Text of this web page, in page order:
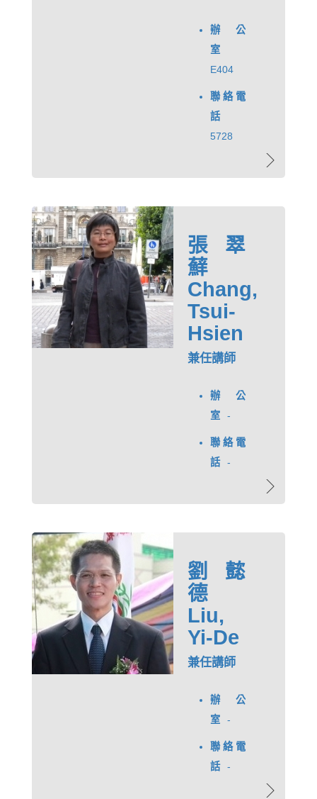
辦公
室
E404
聯絡電
話
5728
張翠
蘚
Chang,
Tsui-
Hsien
兼任講師
辦公
室
-
聯絡電
話
-
劉懿
德
Liu,
Yi-De
兼任講師
辦公
室
-
聯絡電
話
-